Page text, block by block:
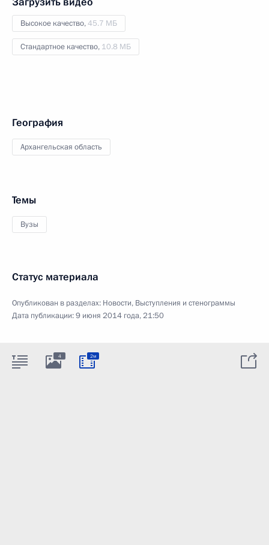
Высокое качество,45.7 МБ
Стандартное качество, 10.8 МБ
География
Архангельская область
Темы
Вузы
Статус материала
Опубликован в разделах: Новости, Выступления и стенограммы
Дата публикации:9 июня 2014 года, 21:50
4 2м